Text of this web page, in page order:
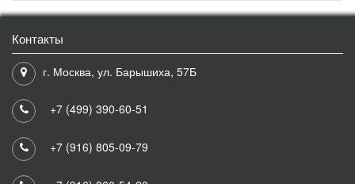
Контакты
г. Москва, ул. Барышиха, 57Б
+7 (499) 390-60-51
+7 (916) 805-09-79